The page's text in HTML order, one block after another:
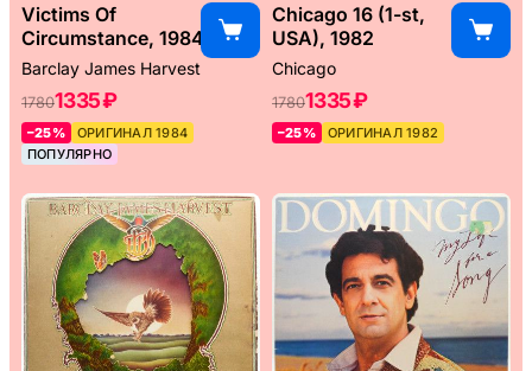
Victims Of
Circumstance, 1984
Barclay James Harvest
17801335 ₽
–25%
ОРИГИНАЛ 1984
ПОПУЛЯРНО
Chicago 16 (1-st,
USA), 1982
Chicago
17801335 ₽
–25% ОРИГИНАЛ 1982